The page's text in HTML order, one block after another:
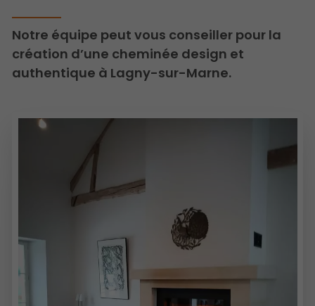
Notre équipe peut vous conseiller pour la
création d’une cheminée design et
authentique à Lagny-sur-Marne.